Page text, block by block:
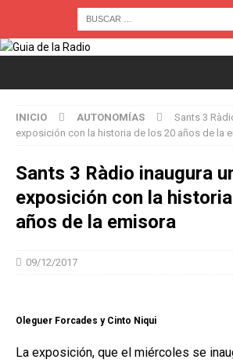
INICIO AUTONOMÍAS
Sants 3
exposición con la historia de los 20 años de la
Sants 3 Ràdio inaugura
exposición con la
años de la emisora
09/12/2017
Oleguer Forcades y Cinto Niqui
La exposición, que el miércoles se